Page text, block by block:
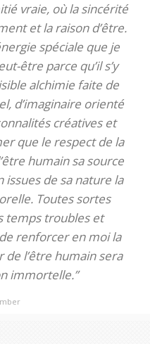
vraie, où la sincérité
et la raison d’être.
spéciale que je
être parce qu’il s’y
alchimie faite de
d’imaginaire orienté
créatives et
que le respect de la
humain sa source
issues de sa nature la
Toutes sortes
temps troubles et
renforcer en moi la
l’être humain sera
immortelle.”